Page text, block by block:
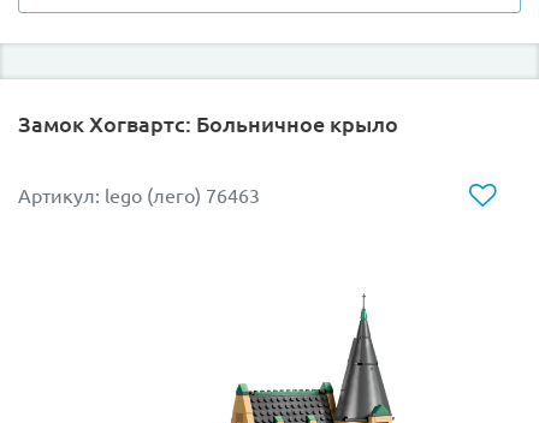
аксессуаров: две доски для серфинга, кукла Лило
Скрамп, проигрыватель для любимых мелодий и
В комплект входят 5 минифигурок, которые готовы к
Размер модели в собранном виде составляет
Замок Хогвартс: Больничное крыло
Артикул: lego (лего) 76463